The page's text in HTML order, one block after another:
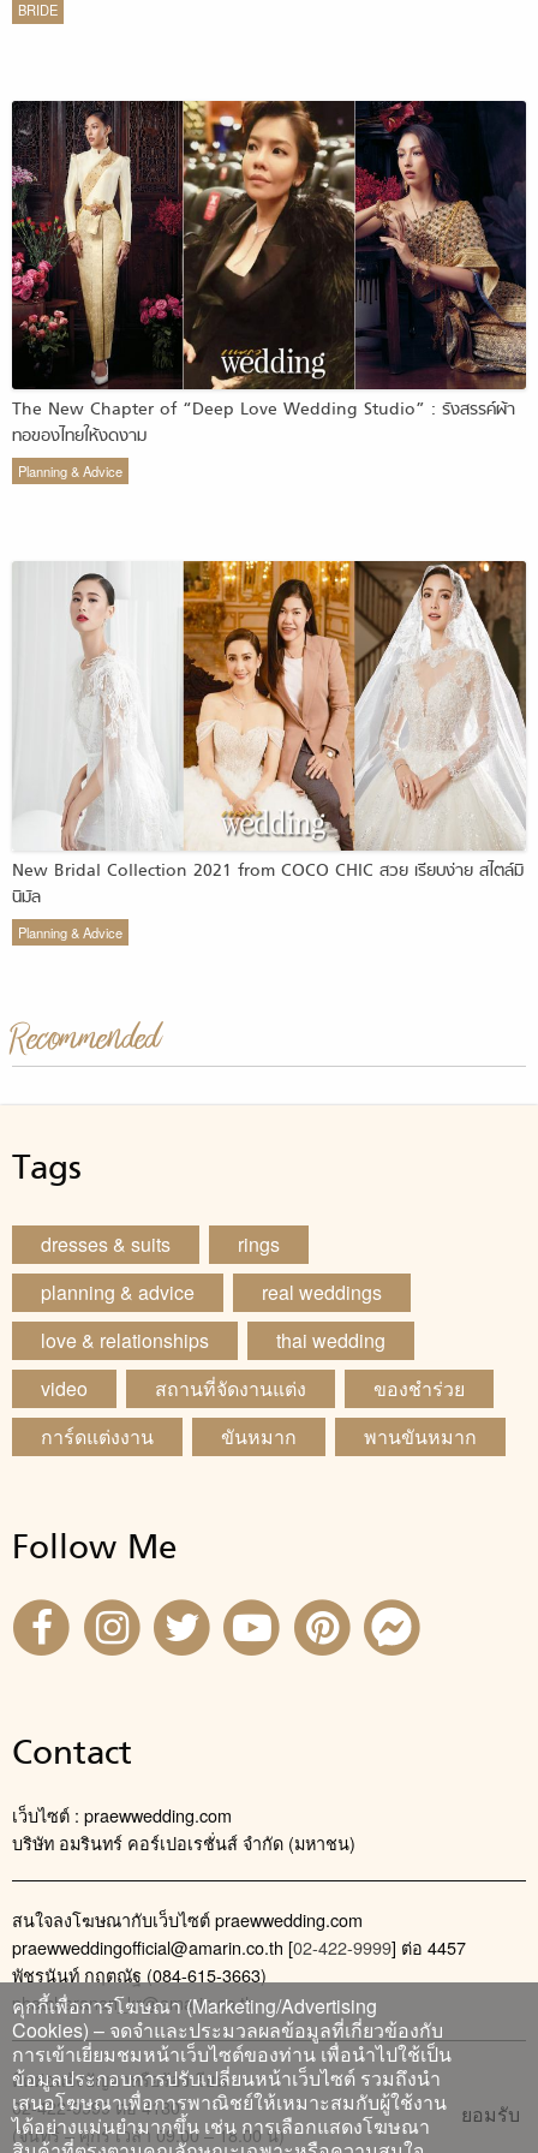
BRIDE
The New Chapter of “Deep Love Wedding Studio” : รังสรรค์ผ้า
ทอของไทยให้งดงาม
Planning & Advice
New Bridal Collection 2021 from COCO CHIC สวย เรียบง่าย สไตล์มิ
นิมัล
Planning & Advice
Recommended
Tags
dresses & suits
rings
planning & advice
real weddings
love & relationships
thai wedding
video
สถานที่จัดงานแต่ง
ของชำร่วย
การ์ดแต่งงาน
ขันหมาก พานขันหมาก
Follow Me
Contact
เว็บไซต์ : praewwedding.com
บริษัท อมรินทร์ คอร์เปอเรชั่นส์ จำกัด (มหาชน)
สนใจลงโฆษณากับเว็บไซต์ praewwedding.com
praewweddingofficial@amarin.co.th [02-422-9999] ต่อ 4457
พัชรนันท์ กฤตณัฐ (084-615-3663)
phatcharanan_kr@amarin.co.th
ติดต่อแจ้งปัญหาหรือร้องเรียน
02-422-9999 ต่อ 4180
(จันทร์ – ศุกร์ เวลา 09.00 – 18.00 น)
คุกกี้เพื่อการโฆษณา (Marketing/Advertising
Cookies) – จดจำและประมวลผลข้อมูลที่เกี่ยวข้องกับ
การเข้าเยี่ยมชมหน้าเว็บไซต์ของท่าน เพื่อนำไปใช้เป็น
ข้อมูลประกอบการปรับเปลี่ยนหน้าเว็บไซต์ รวมถึงนำ
เสนอโฆษณาเพื่อการพาณิชย์ให้เหมาะสมกับผู้ใช้งาน
ได้อย่างแม่นยำมากขึ้น เช่น การเลือกแสดงโฆษณา
ยอมรับ